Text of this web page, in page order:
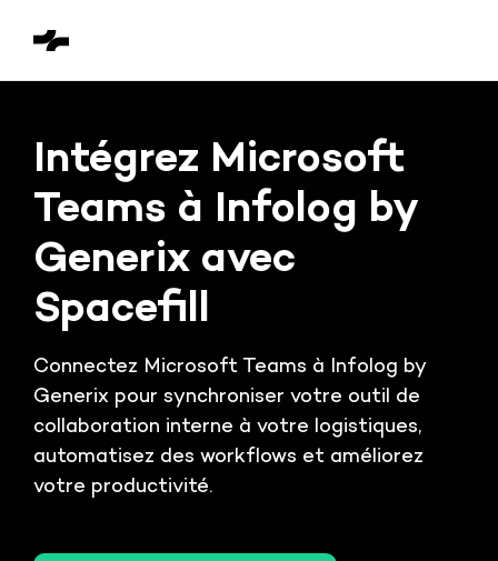
Intégrez Microsoft
Teams à Infolog by
Generix avec
Spacefill
Connectez Microsoft Teams à Infolog by
Generix pour synchroniser votre outil de
collaboration interne à votre logistiques,
automatisez des workflows et améliorez
votre productivité.